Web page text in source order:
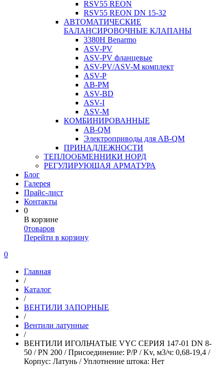
RSV55 REON
RSV55 REON DN 15-32
АВТОМАТИЧЕСКИЕ
БАЛАНСИРОВОЧНЫЕ КЛАПАНЫ
3380H Benarmo
ASV-PV
ASV-PV фланцевые
ASV-PV/ASV-M комплект
ASV-P
AB-PM
ASV-BD
ASV-I
ASV-M
КОМБИНИРОВАННЫЕ
AB-QM
Электроприводы для AB-QM
ПРИНАДЛЕЖНОСТИ
ТЕПЛООБМЕННИКИ НОРД
РЕГУЛИРУЮЩАЯ АРМАТУРА
Блог
Галерея
Прайс-лист
Контакты
0
В корзине
0товаров
Перейти в корзину
0
Главная
/
Каталог
/
ВЕНТИЛИ ЗАПОРНЫЕ
/
Вентили латунные
/
ВЕНТИЛИ ИГОЛЬЧАТЫЕ VYC СЕРИЯ 147-01 DN 8-
50 / PN 200 / Присоединение: Р/Р / Kv, м3/ч: 0,68-19,4 /
Корпус: Латунь / Уплотнение штока: Нет